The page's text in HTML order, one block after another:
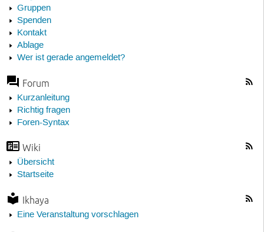
Gruppen
Spenden
Kontakt
Ablage
Wer ist gerade angemeldet?
Forum
Kurzanleitung
Richtig fragen
Foren-Syntax
Wiki
Übersicht
Startseite
Ikhaya
Eine Veranstaltung vorschlagen